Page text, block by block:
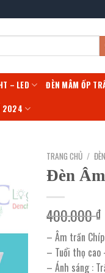
– LED ĐÈN MÂM ỐP
2024
TRANG CHỦ /
Đèn
400.000₫
– Âm trần
– Tuổi thọ cao
– Ánh sáng :